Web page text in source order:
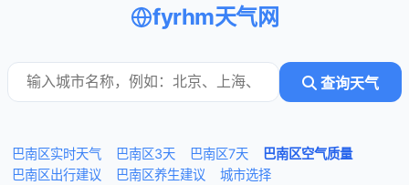
fyrhm天气网
查询天气
巴南区实时天气 巴南区3天 巴南区7天
巴南区空气质量
巴南区出行建议
巴南区养生建议
城市选择